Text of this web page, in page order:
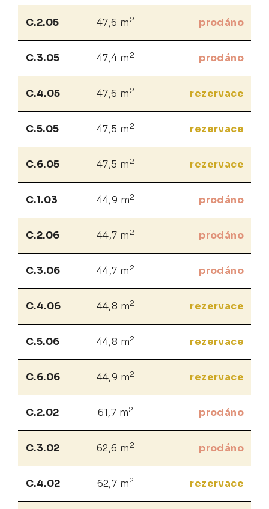
C.2.05 47,6 m 2 prodáno
C.3.05 47,4 m 2 prodáno
C.4.05 47,6 m 2 rezervace
C.5.05 47,5 m 2 rezervace
C.6.05 47,5 m 2 rezervace
C.1.03 44,9 m2 prodáno
C.2.06 44,7 m 2 prodáno
C.3.06 44,7 m 2 prodáno
C.4.06 44,8 m2 rezervace
C.5.06 44,8 m2 rezervace
C.6.06 44,9 m2 rezervace
C.2.02 61,7 m2 prodáno
C.3.02 62,6 m 2 prodáno
C.4.02 62,7 m2 rezervace